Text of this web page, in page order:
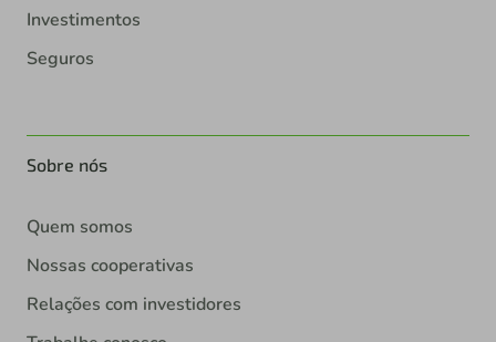
Investimentos
Seguros
Sobre nós
Quem somos
Nossas cooperativas
Relações com investidores